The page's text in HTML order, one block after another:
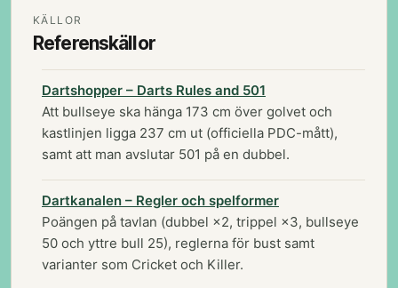
KÄLLOR
Referenskällor
Dartshopper – Darts Rules and 501
Att bullseye ska hänga 173 cm över golvet och
kastlinjen ligga 237 cm ut (officiella PDC-mått),
samt att man avslutar 501 på en dubbel.
Dartkanalen – Regler och spelformer
Poängen på tavlan (dubbel ×2, trippel ×3, bullseye
50 och yttre bull 25), reglerna för bust samt
varianter som Cricket och Killer.